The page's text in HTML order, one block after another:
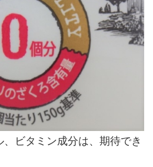
ビタミン成分は、期待でき